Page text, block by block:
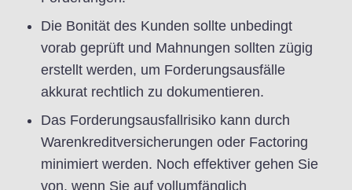
Die Bonität des Kunden sollte unbedingt
vorab geprüft und Mahnungen sollten zügig
erstellt werden, um Forderungsausfälle
akkurat rechtlich zu dokumentieren.
Das Forderungsausfallrisiko kann durch
Warenkreditversicherungen oder Factoring
minimiert werden. Noch effektiver gehen Sie
von, wenn Sie auf vollumfänglich